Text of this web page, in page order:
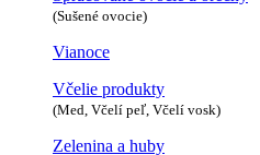
(Sušené ovocie)
Vianoce
Včelie produkty
(Med, Včelí peľ, Včelí vosk)
Zelenina a huby